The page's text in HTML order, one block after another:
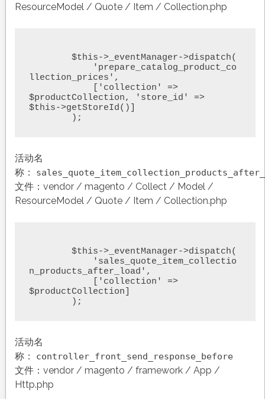
ResourceModel / Quote / Item / Collection.php
llection_prices',
$productCollection, 'store_id' =>
$this->getStoreId()]
	);
活动名
称：
文件：vendor / magento / Collect / Model /
ResourceModel / Quote / Item / Collection.php
n_products_after_load',
$productCollection]
	);
活动名
称： controller_front_send_response_before
文件：vendor / magento / framework / App /
Http.php